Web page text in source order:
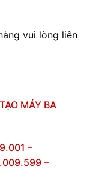
vui lòng liên
MÁY BA
–
–